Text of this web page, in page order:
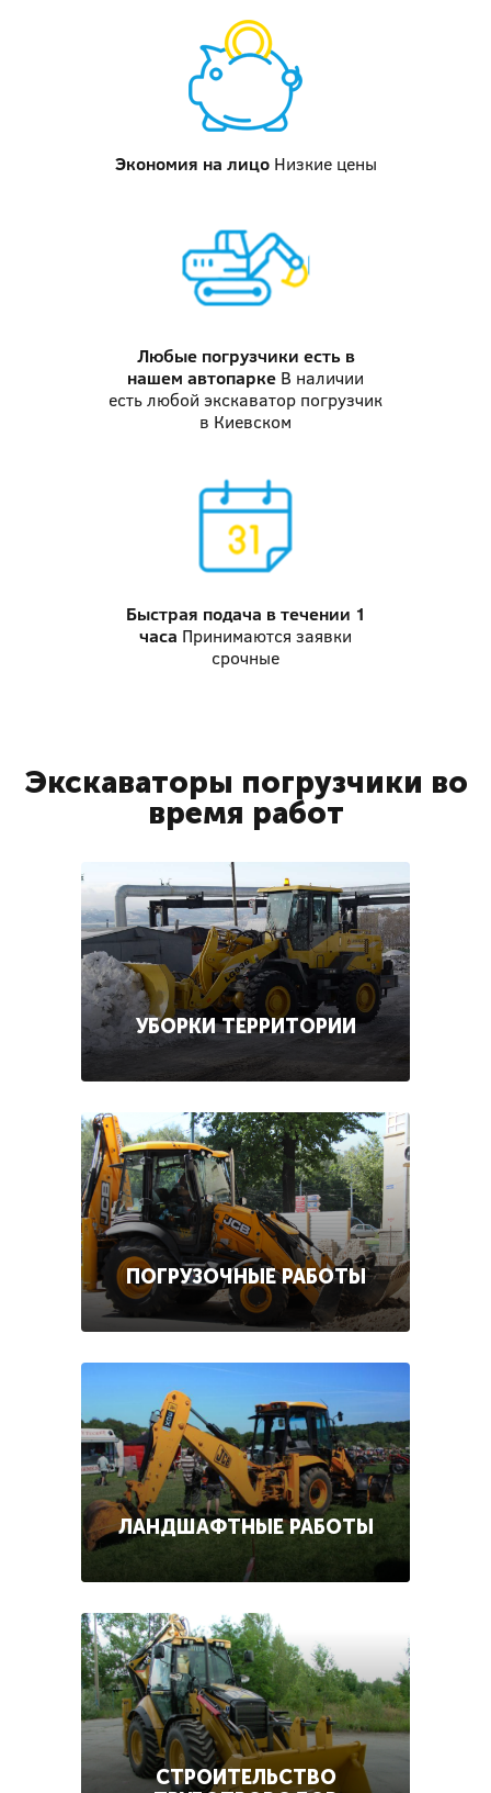
Экономия на лицо Низкие цены
Любые погрузчики есть в
нашем автопарке В наличии
есть любой экскаватор погрузчик
в Киевском
Быстрая подача в течении 1
часа Принимаются заявки
срочные
Экскаваторы погрузчики во
время работ
УБОРКИ ТЕРРИТОРИИ
ПОГРУЗОЧНЫЕ РАБОТЫ
ЛАНДШАФТНЫЕ РАБОТЫ
СТРОИТЕЛЬСТВО